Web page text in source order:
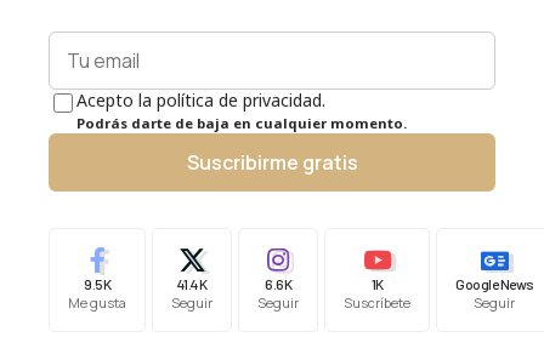
Acepto la política de privacidad.
Podrás darte de baja en cualquier momento.
Suscribirme gratis
9.5K
Me gusta
41.4K
Seguir
6.6K
Seguir
1K
Suscríbete
Google News
Seguir